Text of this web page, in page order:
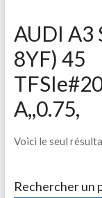
AUDI A3
8YF) 45
A,,0.75,
Voici le seul
Rechercher un